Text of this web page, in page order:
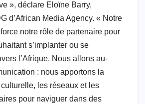
», déclare Eloïne Barry,
d’African Media Agency. « Notre
notre rôle de partenaire pour
s’implanter ou se
l’Afrique. Nous allons au-
: nous apportons la
les réseaux et les
pour naviguer dans des